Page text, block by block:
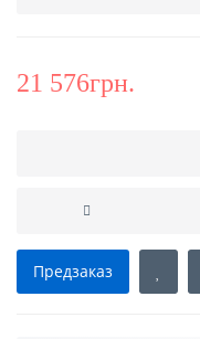
21 576грн.
Предзаказ